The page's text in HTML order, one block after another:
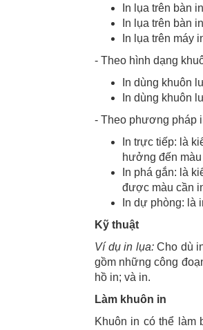
In lụa trên bàn
In lụa trên bàn
In lụa trên máy
- Theo hình dạng
In dùng khuôn
In dùng khuôn
- Theo phương pháp
In trực tiếp: là
hưởng đến màu
In phá gắn: là
được màu cần
In dự phòng: là
Kỹ thuật
Ví dụ in lụa:Cho dù
gồm những công
hồ in; và in.
Làm khuôn in
Khuôn in có thể làm